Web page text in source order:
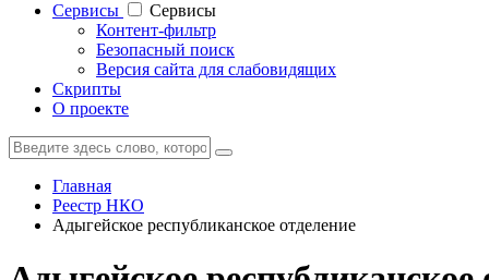
Cервисы
Cервисы
Контент-фильтр
Безопасный поиск
Версия сайта для слабовидящих
Скрипты
О проекте
Главная
Реестр НКО
Адыгейское республиканское отделение